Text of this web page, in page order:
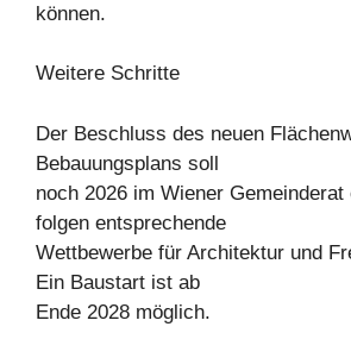
können.
Weitere Schritte
Der Beschluss des neuen
Bebauungsplans soll
noch 2026 im Wiener Gemeinderat
folgen entsprechende
Wettbewerbe für Architektur und
Ein Baustart ist ab
Ende 2028 möglich.